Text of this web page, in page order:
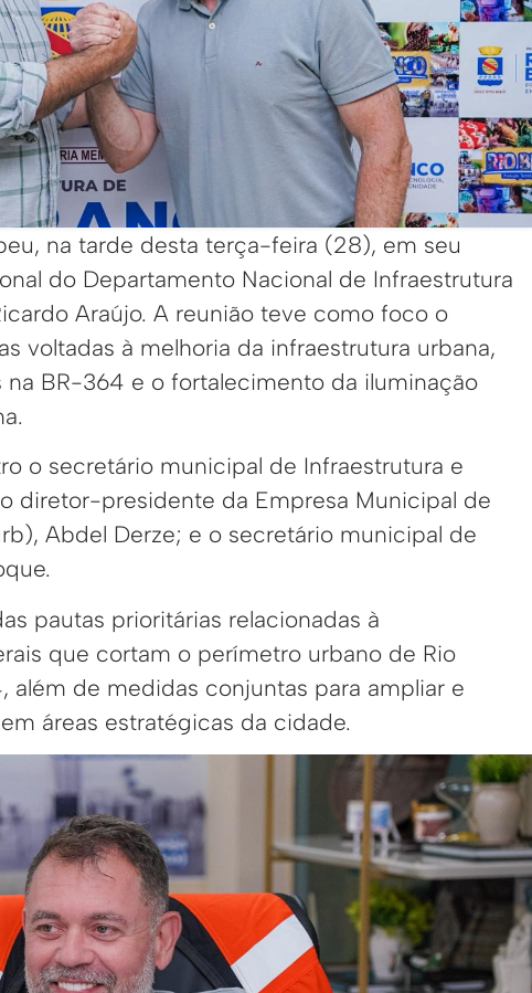
na tarde desta terça-feira (28), em seu
do Departamento Nacional de Infraestrutura
Araújo. A reunião teve como foco o
voltadas à melhoria da infraestrutura urbana,
BR-364 e o fortalecimento da iluminação
o secretário municipal de Infraestrutura e
diretor-presidente da Empresa Municipal de
Abdel Derze; e o secretário municipal de
pautas prioritárias relacionadas à
que cortam o perímetro urbano de Rio
além de medidas conjuntas para ampliar e
áreas estratégicas da cidade.